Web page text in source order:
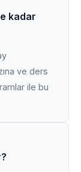
kadar
ve ders
ile bu